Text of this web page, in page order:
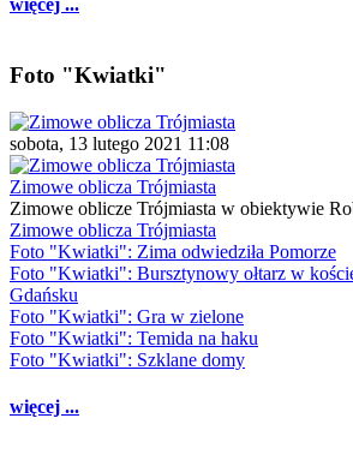
Foto "Kwiatki"
sobota, 13 lutego 2021 11:08
Zimowe oblicza Trójmiasta
Zimowe oblicze Trójmiasta w obiektywie
Zimowe oblicza Trójmiasta
Foto "Kwiatki": Zima odwiedziła Pomorze
Foto "Kwiatki": Bursztynowy ołtarz w
Gdańsku
Foto "Kwiatki": Gra w zielone
Foto "Kwiatki": Temida na haku
Foto "Kwiatki": Szklane domy
więcej ...